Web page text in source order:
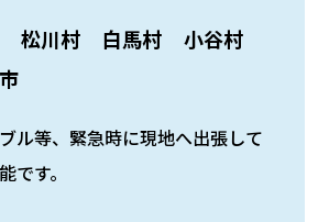
松川村 白馬村
小谷村
ル等、緊急時に現地へ出張して
です。